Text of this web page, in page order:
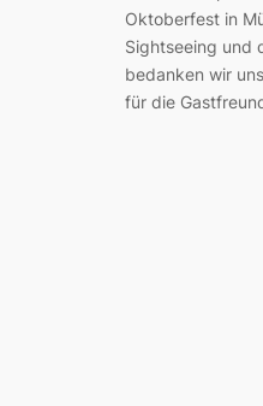
Oktoberfest in
Sightseeing und
bedanken wir
für die